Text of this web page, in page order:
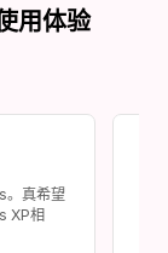
用体验
。真希望
XP相